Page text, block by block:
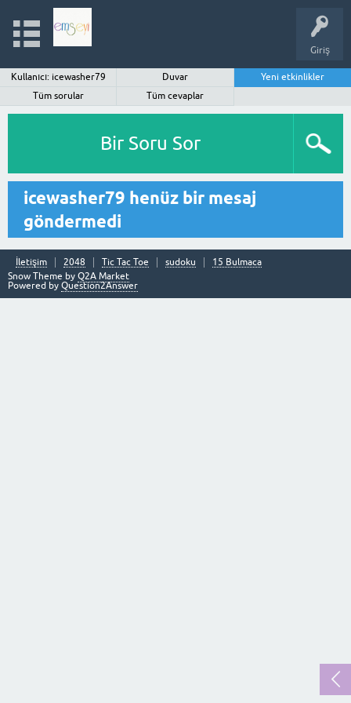
Giriş
Kullanıcı: icewasher79 Duvar
Yeni etkinlikler
Tüm sorular
Tüm cevaplar
Bir Soru Sor
icewasher79 henüz bir mesaj
göndermedi
İletişim 2048 Tic Tac Toe sudoku
15 Bulmaca
Snow Theme by Q2A Market
Powered by Question2Answer